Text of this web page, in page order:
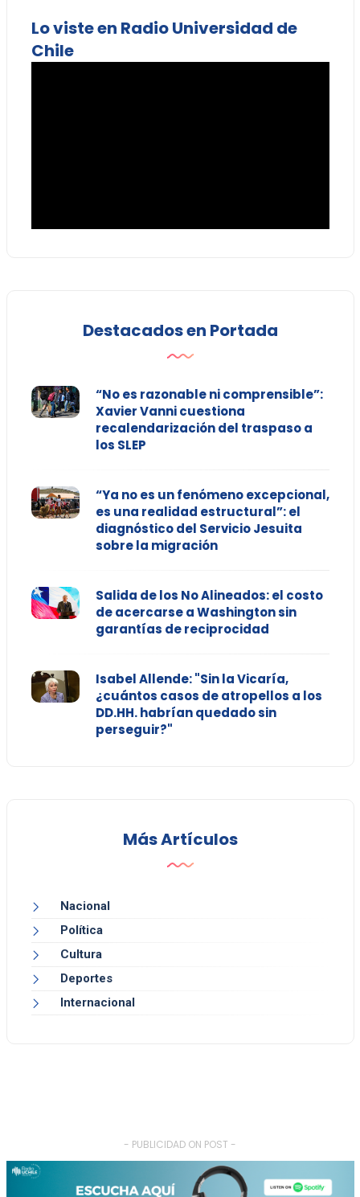
Lo viste en Radio Universidad de
Chile
Destacados en Portada
“No es razonable ni comprensible”:
Xavier Vanni cuestiona
recalendarización del traspaso a
los SLEP
“Ya no es un fenómeno excepcional,
es una realidad estructural”: el
diagnóstico del Servicio Jesuita
sobre la migración
Salida de los No Alineados: el costo
de acercarse a Washington sin
garantías de reciprocidad
Isabel Allende: "Sin la Vicaría,
¿cuántos casos de atropellos a los
DD.HH. habrían quedado sin
perseguir?"
Más Artículos
Nacional
Política
Cultura
Deportes
Internacional
- PUBLICIDAD ON POST -